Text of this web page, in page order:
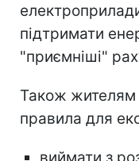
підтримати
"приємніші"
Також жителям
правила для
виймати з